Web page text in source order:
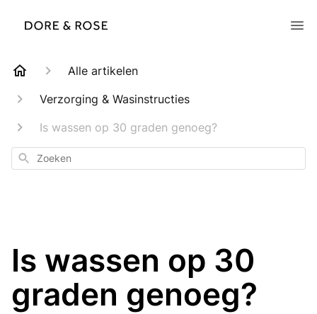
Alle artikelen
Verzorging & Wasinstructies
Is wassen op 30 graden genoeg?
Zoeken
Is wassen op 30
graden genoeg?